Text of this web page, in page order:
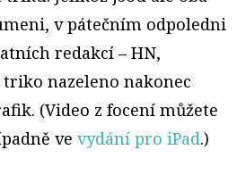
v pátečním odpoledni
redakcí – HN,
triko nazeleno nakonec
(Video z focení můžete
ve vydání pro iPad.)